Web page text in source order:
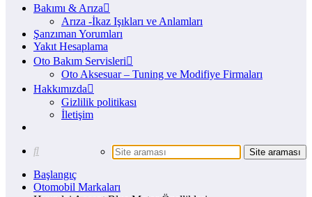
Bakımı & Arıza
Arıza -İkaz Işıkları ve Anlamları
Şanzıman Yorumları
Yakıt Hesaplama
Oto Bakım Servisleri
Oto Aksesuar – Tuning ve Modifiye Firmaları
Hakkımızda
Gizlilik politikası
İletişim
Başlangıç
Otomobil Markaları